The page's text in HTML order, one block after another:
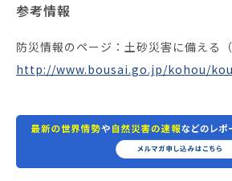
参考情報
防災情報のページ：土砂災害に備える（
http://www.bousai.go.jp/kohou/